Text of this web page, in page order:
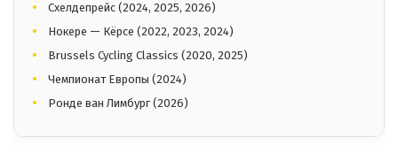
Схелдепрейс (2024, 2025, 2026)
Нокере — Кёрсе (2022, 2023, 2024)
Brussels Cycling Classics (2020, 2025)
Чемпионат Европы (2024)
Ронде ван Лимбург (2026)